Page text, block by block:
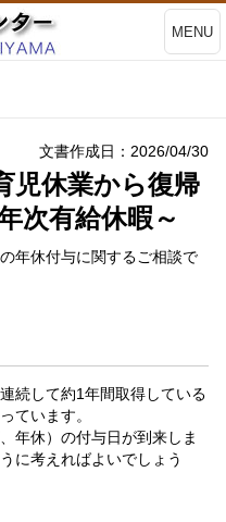
MENU
文書作成日：2026/04/30
児休業から復帰
次有給休暇～
年休付与に関するご相談で
続して約1年間取得している
ています。
年休）の付与日が到来しま
に考えればよいでしょう